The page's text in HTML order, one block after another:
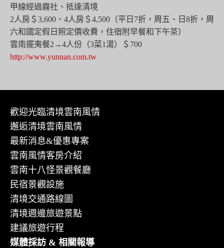
甲線經過霧社、抵達清境
2人房＄3,600、4人房＄4,500（平日7折，周五、日8折，周
六和國定假日照定價收費，住宿附早餐和下午茶）
雲南擺夷餐2→4人份（3菜1湯）＄700
http://www.yunnan.com.tw
歡迎光臨清境雲南風情
邂逅清境雲南風情
最新消息&優惠專案
雲南風情客房介紹
雲南十八怪景觀餐廳
民宿景觀設施
清境交通路線圖
清境週邊旅遊景點
建議旅遊行程
媒體採訪 & 相關報導